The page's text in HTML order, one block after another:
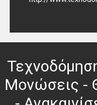
Μονώσεις -